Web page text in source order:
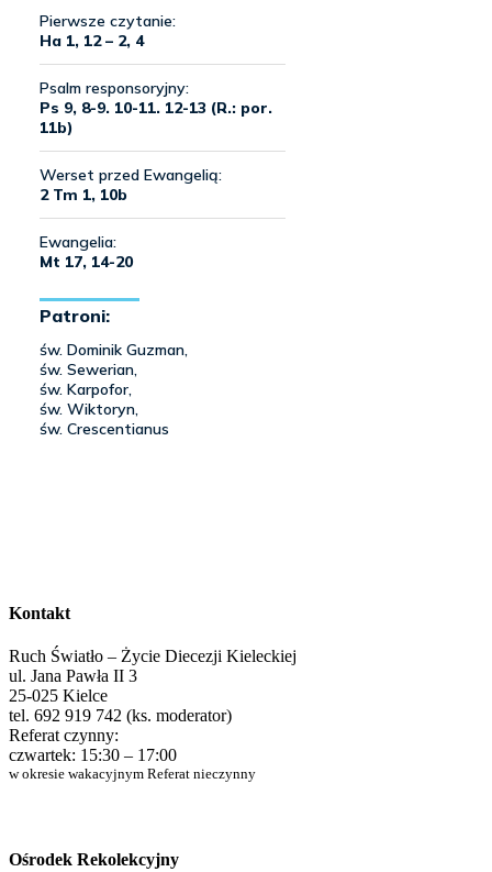
Kontakt
Ruch Światło – Życie Diecezji Kieleckiej
ul. Jana Pawła II 3
25-025 Kielce
tel. 692 919 742 (ks. moderator)
Referat czynny:
czwartek: 15:30 – 17:00
w okresie wakacyjnym Referat nieczynny
Ośrodek Rekolekcyjny